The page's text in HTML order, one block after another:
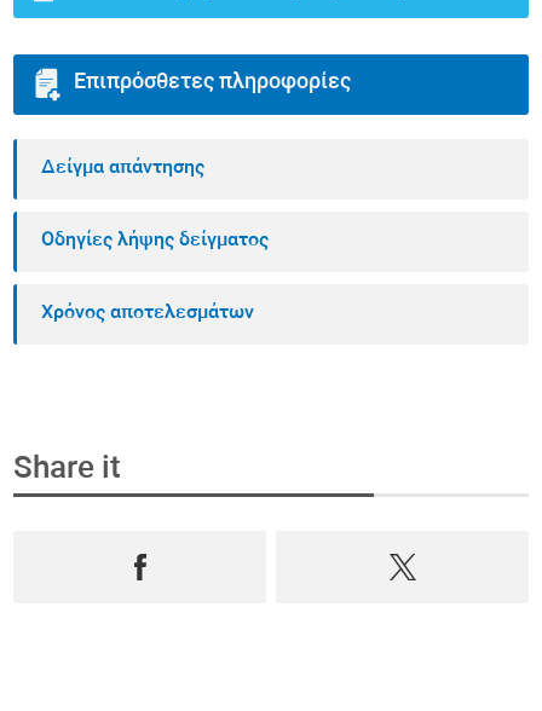
Επιπρόσθετες πληροφορίες
Δείγμα απάντησης
Οδηγίες λήψης δείγματος
Χρόνος αποτελεσμάτων
Share it